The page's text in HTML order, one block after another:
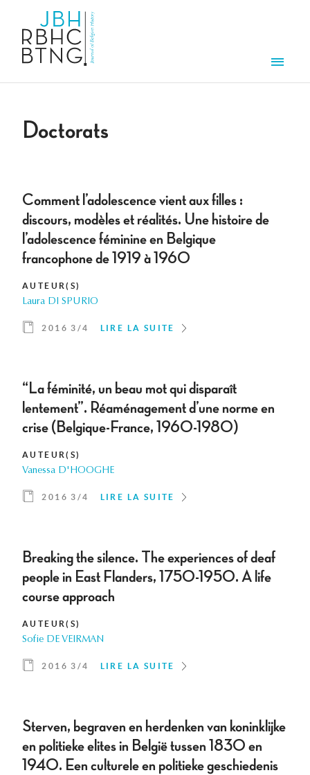
Doctorats
Comment l’adolescence vient aux filles :
discours, modèles et réalités. Une histoire de
l’adolescence féminine en Belgique
francophone de 1919 à 1960
AUTEUR(S)
Laura DI SPURIO
2016 3/4 LIRE LA SUITE
“La féminité, un beau mot qui disparaît
lentement”. Réaménagement d’une norme en
crise (Belgique-France, 1960-1980)
AUTEUR(S)
Vanessa D'HOOGHE
2016 3/4 LIRE LA SUITE
Breaking the silence. The experiences of deaf
people in East Flanders, 1750-1950. A life
course approach
AUTEUR(S)
Sofie DE VEIRMAN
2016 3/4 LIRE LA SUITE
Sterven, begraven en herdenken van koninklijke
en politieke elites in België tussen 1830 en
1940. Een culturele en politieke geschiedenis